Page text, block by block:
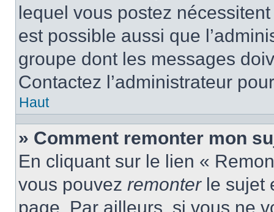
lequel vous postez
est possible aussi que
groupe dont les messages
Contactez l’administrateur
Haut
» Comment remonter mon
En cliquant sur le lien «
vous pouvez remonterle sujet
page. Par ailleurs, si vous ne